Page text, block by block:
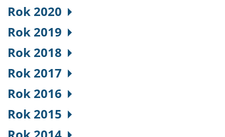
Rok 2020
Rok 2019
Rok 2018
Rok 2017
Rok 2016
Rok 2015